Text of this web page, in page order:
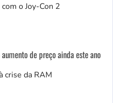
de preço ainda este ano
crise da RAM